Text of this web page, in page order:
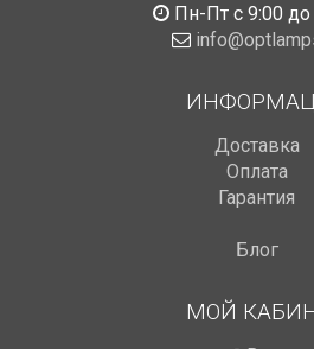
Пн-Пт с 9:00 до
Доставка
Оплата
Гарантия
Блог
МОЙ